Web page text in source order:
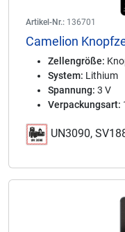
Artikel-Nr.: 136701
Camelion
Zellengröße:
System: Lithium
Spannung: 3 V
Verpackungsart:
UN3090,